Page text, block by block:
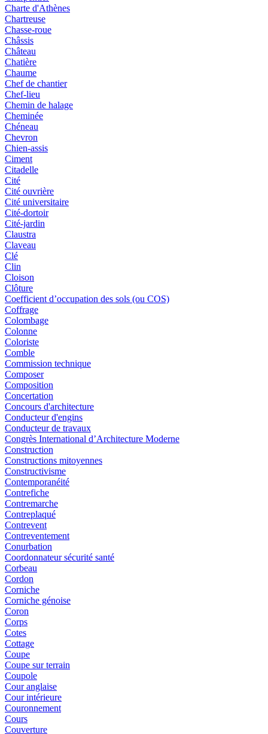
Charte d'Athènes
Chartreuse
Chasse-roue
Châssis
Château
Chatière
Chaume
Chef de chantier
Chef-lieu
Chemin de halage
Cheminée
Chéneau
Chevron
Chien-assis
Ciment
Citadelle
Cité
Cité ouvrière
Cité universitaire
Cité-dortoir
Cité-jardin
Claustra
Claveau
Clé
Clin
Cloison
Clôture
Coefficient d’occupation des sols (ou COS)
Coffrage
Colombage
Colonne
Coloriste
Comble
Commission technique
Composer
Composition
Concertation
Concours d'architecture
Conducteur d'engins
Conducteur de travaux
Congrès International d’Architecture Moderne
Construction
Constructions mitoyennes
Constructivisme
Contemporanéité
Contrefiche
Contremarche
Contreplaqué
Contrevent
Contreventement
Conurbation
Coordonnateur sécurité santé
Corbeau
Cordon
Corniche
Corniche génoise
Coron
Corps
Cotes
Cottage
Coupe
Coupe sur terrain
Coupole
Cour anglaise
Cour intérieure
Couronnement
Cours
Couverture